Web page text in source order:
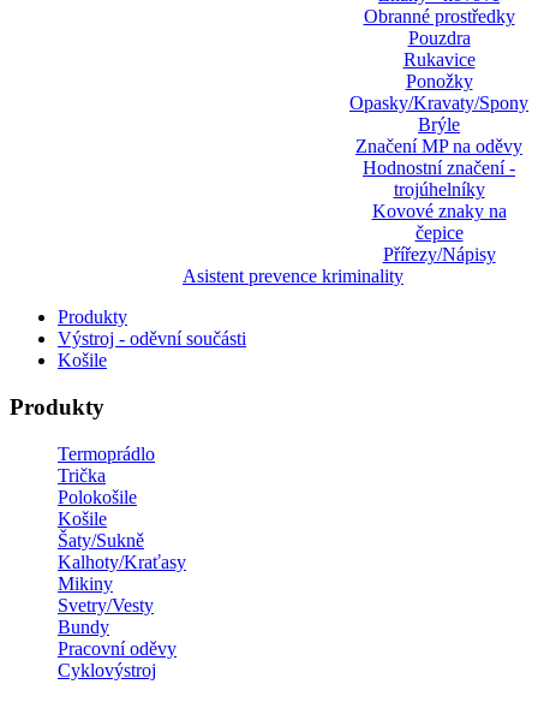
Obranné prostředky
Pouzdra
Rukavice
Ponožky
Opasky/Kravaty/Spony
Brýle
Značení MP na oděvy
Hodnostní značení -
trojúhelníky
Kovové znaky na
čepice
Přířezy/Nápisy
Asistent prevence kriminality
Produkty
Výstroj - oděvní součásti
Košile
Produkty
Termoprádlo
Trička
Polokošile
Košile
Šaty/Sukně
Kalhoty/Kraťasy
Mikiny
Svetry/Vesty
Bundy
Pracovní oděvy
Cyklovýstroj